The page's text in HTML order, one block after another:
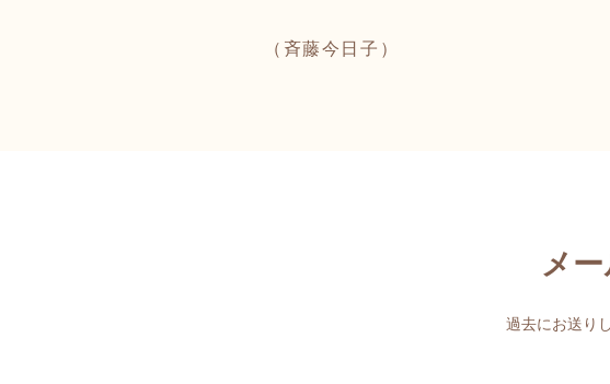
（斉藤今日子）
メ
過去にお送り